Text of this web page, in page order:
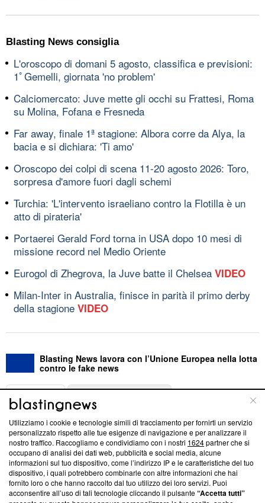
Blasting News consiglia
L'oroscopo di domani 5 agosto, classifica e previsioni:
1ﾟGemelli, giornata 'no problem'
Calciomercato: Juve mette gli occhi su Frattesi, Roma
su Molina, Fofana e Fresneda
Far away, finale 1ª stagione: Albora corre da Alya, la
bacia e si dichiara: 'Ti amo'
Oroscopo dei colpi di scena 11-20 agosto 2026: Toro,
sorpresa d'amore fuori dagli schemi
Turchia: 'L'intervento israeliano contro la Flotilla è un
atto di pirateria'
Portaerei Gerald Ford torna in USA dopo 10 mesi di
missione record nel Medio Oriente
Eurogol di Zhegrova, la Juve batte il Chelsea VIDEO
Milan-Inter in Australia, finisce in parità il primo derby
della stagione VIDEO
Blasting News lavora con l’Unione Europea nella lotta
contro le fake news
ABOUT
Questa sezione offre informazioni trasparenti su Blasting
News, sui nostri processi editoriali e su come ci impegniamo a
creare news di qualità. Inoltre, afferma la nostra aderenza a
‘Trust Project - News with Integrity’Blasting News non è
ancora membro del programma, ma ha richiesto di farne
parte; Trust Project non ha ancora effettuato una verifica di
Utilizziamo i cookie e tecnologie simili di tracciamento per fornirti un servizio
personalizzato rispetto alle tue esigenze di navigazione e per analizzare il
nostro traffico. Raccogliamo e condividiamo con i nostri 1624partner che si
occupano di analisi dei dati web, pubblicità e social media, alcune
informazioni sul tuo dispositivo, come l’indirizzo IP e le caratteristiche del tuo
dispositivo, i quali potrebbero combinarle con altre informazioni che hai
fornito loro o che hanno raccolto dal tuo utilizzo dei loro servizi. Puoi
acconsentire all’uso di tali tecnologie cliccando il pulsante“Accetta tutti”